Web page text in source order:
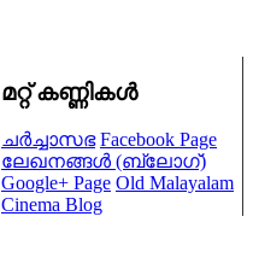
മറ്റ് കണ്ണികള്‍
ചര്‍ച്ചാസഭ Facebook Page
ലേഖനങ്ങള്‍ (ബ്ലോഗ്)
Google+ Page Old Malayalam
Cinema Blog